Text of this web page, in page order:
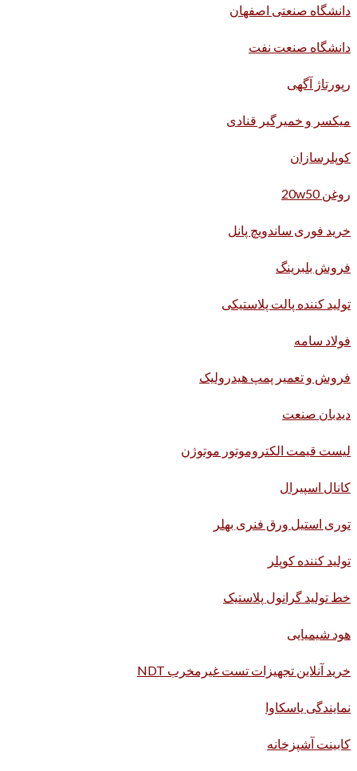
دانشگاه صنعتی اصفهان
دانشگاه صنعت نفت
رپورتاژ آگهی
میکسر و خمیرگیر قنادی
کوپلرسازان
روغن 20w50
خرید فوری ساندویچ پانل
فروش بلبرینگ
تولید کننده پالت پلاستیکی
فولاد سامه
فروش و تعمیر پمپ هیدرولیک
دیدبان صنعت
لیست قیمت الکتروموتور موتوژن
کانال اسپیرال
توری استیل ورق فنری بهلر
تولید کننده کوپلر
خط تولید گرانول پلاستیک
هود شیمیایی
خرید آنلاین تجهیزات تست غیرمخرب NDT
نمایندگی یاسکاوا
کابینت آشپزخانه